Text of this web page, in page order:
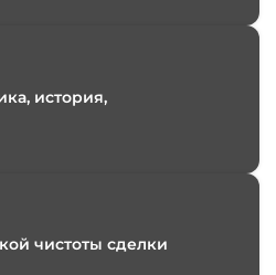
история,
чистоты сделки